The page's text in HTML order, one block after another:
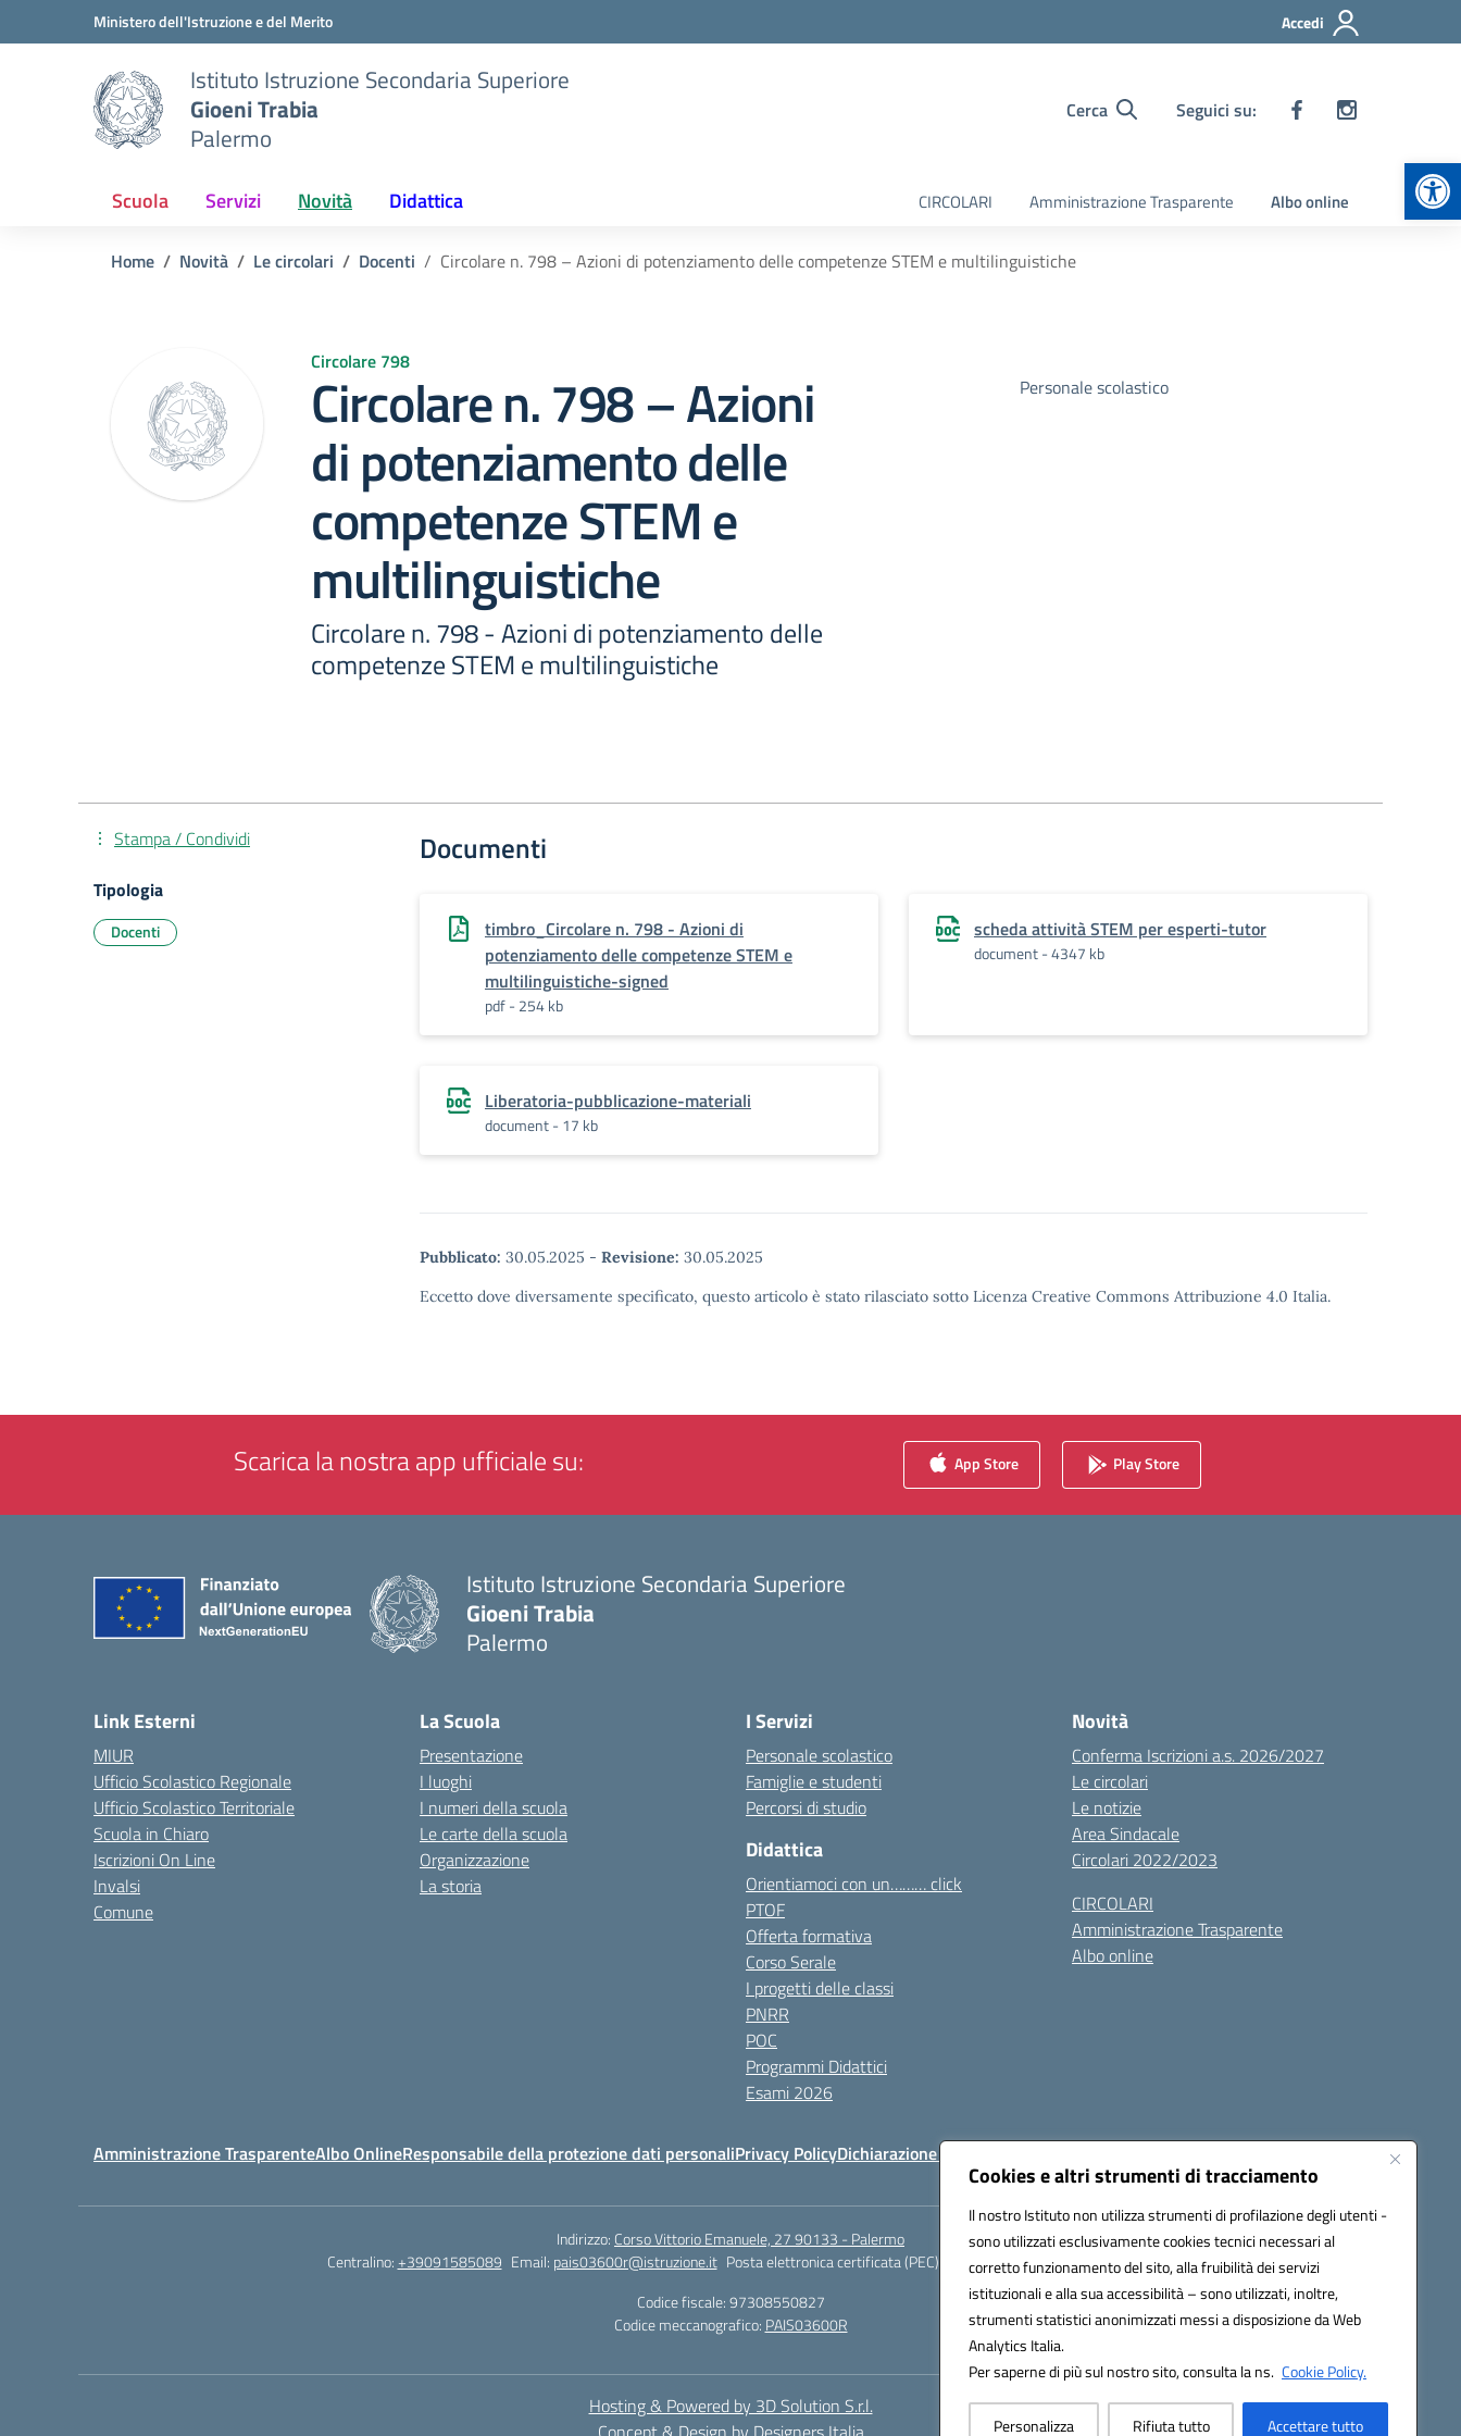
Cookies e altri strumenti di tracciamento
Il nostro Istituto non utilizza strumenti di profilazione degli utenti -
sono utilizzati esclusivamente cookies tecnici necessari al
corretto funzionamento del sito, alla fruibilità dei servizi
istituzionali e alla sua accessibilità – sono utilizzati, inoltre,
strumenti statistici anonimizzati messi a disposizione da Web
Analytics Italia.
Per saperne di più sul nostro sito, consulta la ns. Cookie Policy.
Personalizza Rifiuta tutto Accettare tutto
Vai ai contenuti
Vai al menu di navigazioneMinistero dell'Istruzione e del Merito Accedi
Istituto Istruzione Secondaria Superiore
Gioeni Trabia
Palermo
Cerca Seguici su:
Scuola Servizi Novità Didattica CIRCOLARI Amministrazione Trasparente Albo online
Home Novità Le circolari Docenti Circolare n. 798 – Azioni di potenziamento delle competenze STEM e multilinguistiche
Circolare 798
Circolare n. 798 – Azioni
di potenziamento delle
competenze STEM e
multilinguistiche
Circolare n. 798 - Azioni di potenziamento delle
competenze STEM e multilinguistiche
Personale scolastico
Documenti
timbro_Circolare n. 798 - Azioni di
potenziamento delle competenze STEM e
multilinguistiche-signed
pdf - 254 kb
scheda attività STEM per esperti-tutor
document - 4347 kb
Liberatoria-pubblicazione-materiali
document - 17 kb
Pubblicato: 30.05.2025 - Revisione: 30.05.2025
Eccetto dove diversamente specificato, questo articolo è stato rilasciato sotto Licenza Creative Commons Attribuzione 4.0 Italia.
Stampa / Condividi
Tipologia
Docenti
Scarica la nostra app ufficiale su: App Store Play Store
Istituto Istruzione Secondaria Superiore
Gioeni Trabia
Palermo
Link Esterni
MIUR
Ufficio Scolastico Regionale
Ufficio Scolastico Territoriale
Scuola in Chiaro
Iscrizioni On Line
Invalsi
Comune
La Scuola
Presentazione
I luoghi
I numeri della scuola
Le carte della scuola
Organizzazione
La storia
I Servizi
Personale scolastico
Famiglie e studenti
Percorsi di studio
Didattica
Orientiamoci con un……… click
PTOF
Offerta formativa
Corso Serale
I progetti delle classi
PNRR
POC
Programmi Didattici
Esami 2026
Novità
Conferma Iscrizioni a.s. 2026/2027
Le circolari
Le notizie
Area Sindacale
Circolari 2022/2023
CIRCOLARI
Amministrazione Trasparente
Albo online
Amministrazione TrasparenteAlbo OnlineResponsabile della protezione dati personaliPrivacy PolicyDichiarazione di accessibilità Seguici su:
Indirizzo: Corso Vittorio Emanuele, 27 90133 - Palermo
Centralino:+39091585089 Email: pais03600r@istruzione.it Posta elettronica certificata (PEC):
pais03600r@pec.istruzione.it
Codice fiscale: 97308550827
Codice meccanografico: PAIS03600R
Hosting & Powered by 3D Solution S.r.l.